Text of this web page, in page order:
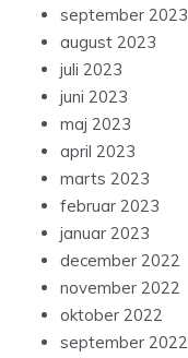
september 2023
august 2023
juli 2023
juni 2023
maj 2023
april 2023
marts 2023
februar 2023
januar 2023
december 2022
november 2022
oktober 2022
september 2022